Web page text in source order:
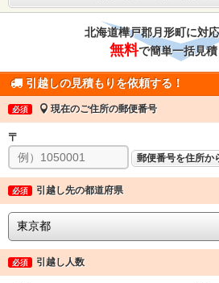
北海道樺戸郡月形町に対
無料で簡単一括見積
引越しの見積もりを依頼する！
必須 現在のご住所の郵便番号
〒
郵便番号を住所か
必須 引越し先の都道府県
必須 引越し人数